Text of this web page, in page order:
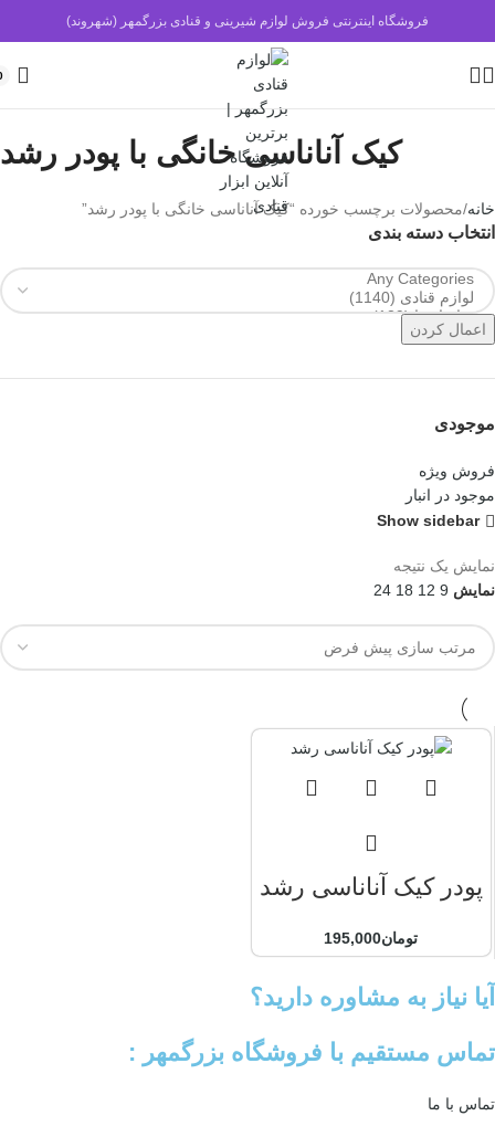
فروشگاه اینترنتی فروش لوازم شیرینی و قنادی بزرگمهر (شهروند)
کیک آناناسی خانگی با پودر رشد
خانه محصولات برچسب خورده “کیک آناناسی خانگی با پودر رشد”
انتخاب دسته بندی
اعمال کردن
موجودی
فروش ویژه
موجود در انبار
Show sidebar
نمایش یک نتیجه
نمایش 9
12
18
24
پودر کیک آناناسی رشد
تومان195,000
آیا نیاز به مشاوره دارید؟
تماس مستقیم با فروشگاه بزرگمهر :
تماس با ما